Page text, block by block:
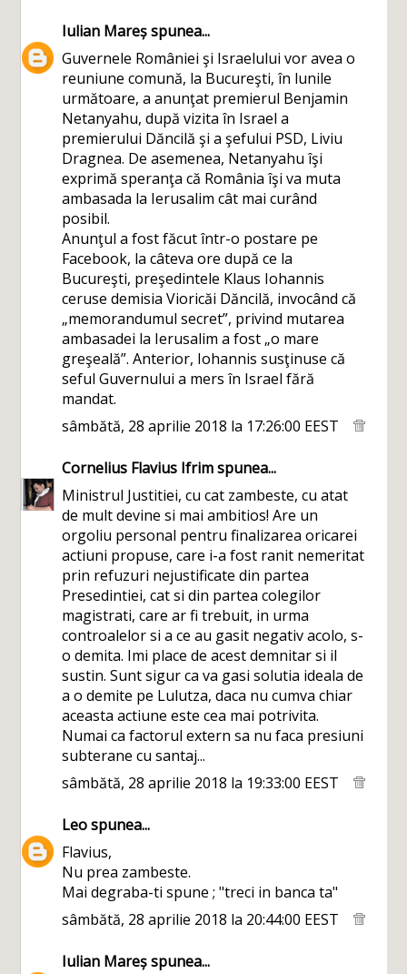
Iulian Mareșspunea...
Guvernele României şi Israelului vor avea o
reuniune comună, la Bucureşti, în lunile
următoare, a anunţat premierul Benjamin
Netanyahu, după vizita în Israel a
premierului Dăncilă şi a şefului PSD, Liviu
Dragnea. De asemenea, Netanyahu îşi
exprimă speranţa că România îşi va muta
ambasada la Ierusalim cât mai curând
posibil.
Anunţul a fost făcut într-o postare pe
Facebook, la câteva ore după ce la
Bucureşti, preşedintele Klaus Iohannis
ceruse demisia Vioricăi Dăncilă, invocând că
„memorandumul secret”, privind mutarea
ambasadei la Ierusalim a fost „o mare
greşeală”. Anterior, Iohannis susţinuse că
seful Guvernului a mers în Israel fără
mandat.
sâmbătă, 28 aprilie 2018 la 17:26:00 EEST
Cornelius Flavius Ifrimspunea...
Ministrul Justitiei, cu cat zambeste, cu atat
de mult devine si mai ambitios! Are un
orgoliu personal pentru finalizarea oricarei
actiuni propuse, care i-a fost ranit nemeritat
prin refuzuri nejustificate din partea
Presedintiei, cat si din partea colegilor
magistrati, care ar fi trebuit, in urma
controalelor si a ce au gasit negativ acolo, s-
o demita. Imi place de acest demnitar si il
sustin. Sunt sigur ca va gasi solutia ideala de
a o demite pe Lulutza, daca nu cumva chiar
aceasta actiune este cea mai potrivita.
Numai ca factorul extern sa nu faca presiuni
subterane cu santaj...
sâmbătă, 28 aprilie 2018 la 19:33:00 EEST
Leospunea...
Flavius,
Nu prea zambeste.
Mai degraba-ti spune ; "treci in banca ta"
sâmbătă, 28 aprilie 2018 la 20:44:00 EEST
Iulian Mareșspunea...